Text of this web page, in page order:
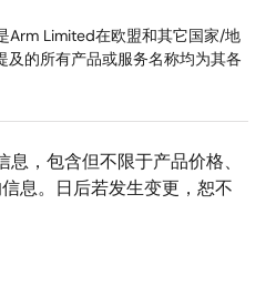
Arm Limited在欧盟和其它国家/地
及的所有产品或服务名称均为其各
，包含但不限于产品价格、
息。日后若发生变更，恕不